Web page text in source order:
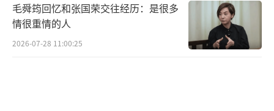
毛舜筠回忆和张国荣交往经历：是很多
情很重情的人
2026-07-28 11:00:25